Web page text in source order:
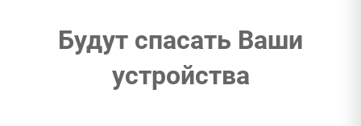
Будут спасать Ваши
устройства